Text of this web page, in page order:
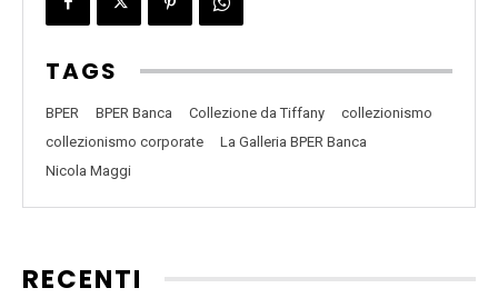
TAGS
BPER BPER Banca Collezione da Tiffany
collezionismo
collezionismo corporate
La Galleria BPER Banca
Nicola Maggi
RECENTI